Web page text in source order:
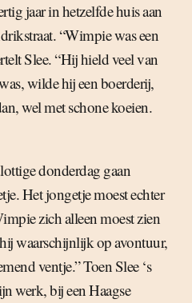
jaar in hetzelfde huis aan
“Wimpie was een
Slee. “Hij hield veel van
wilde hij een boerderij,
wel met schone koeien.
donderdag gaan
Het jongetje moest echter
zich alleen moest zien
waarschijnlijk op avontuur,
ventje.” Toen Slee ‘s
werk, bij een Haagse